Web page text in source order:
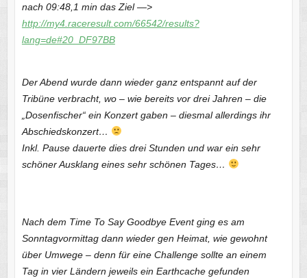
nach 09:48,1 min das Ziel —>
http://my4.raceresult.com/66542/results?
lang=de#20_DF97BB
Der Abend wurde dann wieder ganz entspannt auf der
Tribüne verbracht, wo – wie bereits vor drei Jahren – die
„Dosenfischer“ ein Konzert gaben – diesmal allerdings ihr
Abschiedskonzert…
Inkl. Pause dauerte dies drei Stunden und war ein sehr
schöner Ausklang eines sehr schönen Tages…
Nach dem Time To Say Goodbye Event ging es am
Sonntagvormittag dann wieder gen Heimat, wie gewohnt
über Umwege – denn für eine Challenge sollte an einem
Tag in vier Ländern jeweils ein Earthcache gefunden